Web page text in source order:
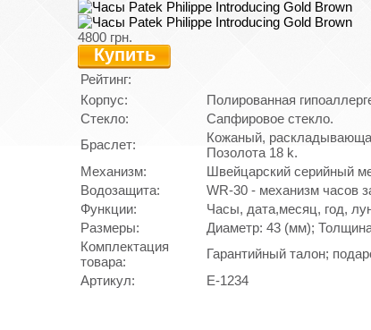
4800 грн.
Купить
Рейтинг:
Корпус:
Полированная
Стекло:
Сапфировое стекло.
Браслет:
Кожаный,
Позолота 18 k.
Механизм:
Швейцарский серийный
Водозащита:
WR-30 - механизм часов
Функции:
Часы, дата,месяц, год,
Размеры:
Диаметр: 43 (мм);
Комплектация
товара:
Гарантийный талон;
Артикул:
E-1234